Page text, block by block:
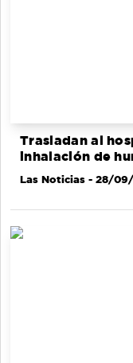
Trasladan al
inhalación de
Las Noticias - 28/09/